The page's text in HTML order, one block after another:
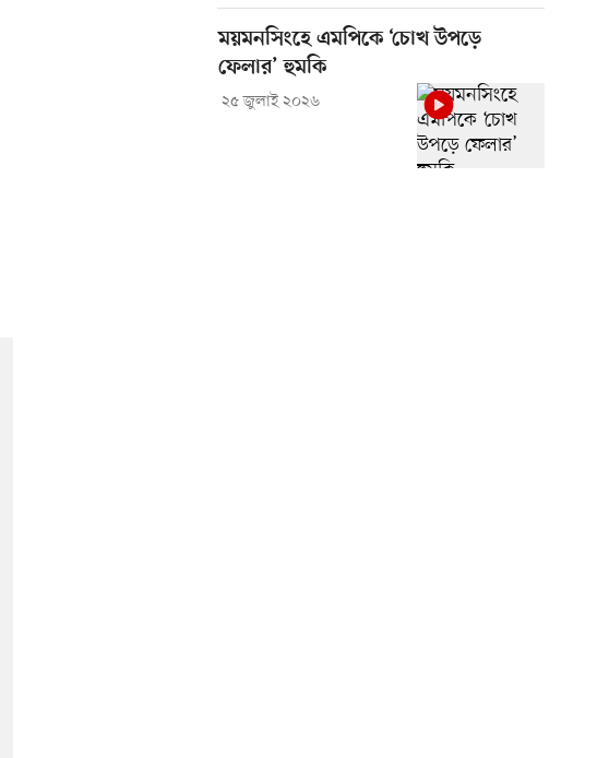
ময়মনসিংহে এমপিকে ‘চোখ উপড়ে
ফেলার’ হুমকি
২৫ জুলাই ২০২৬